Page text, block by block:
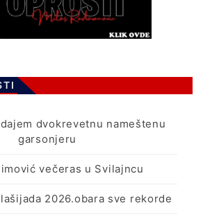
dvokrevetnu nameštenu
garsonjeru
večeras u Svilajncu
2026.obara sve rekorde